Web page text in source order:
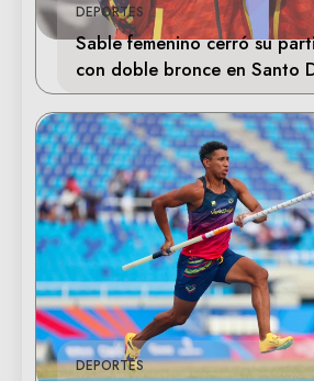
DEPORTES
Sable femenino cerró su
con doble bronce en Santo
DEPORTES